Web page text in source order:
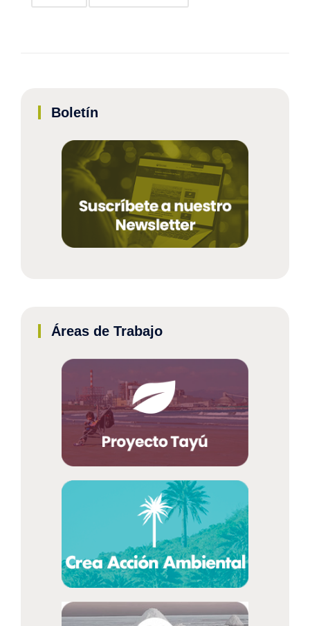
Boletín
Áreas de Trabajo